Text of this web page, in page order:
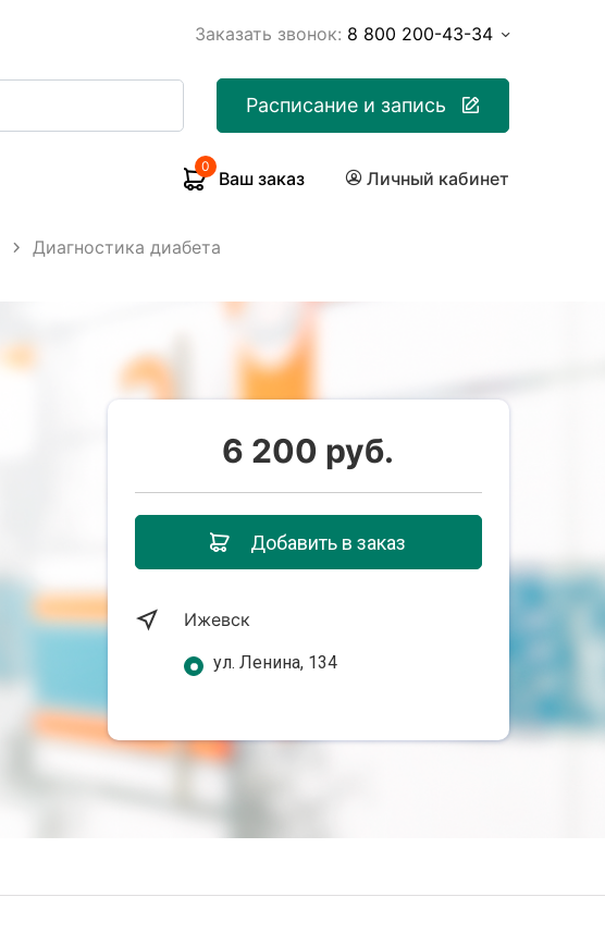
Заказать звонок: 8 800 200-43-34
Расписание и запись
0
Ваш заказ Личный кабинет
Диагностика диабета
6 200 руб.
Добавить в заказ
Ижевск
ул. Ленина, 134